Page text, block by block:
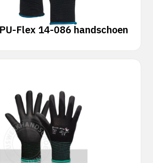
Flex 14-086 handschoen